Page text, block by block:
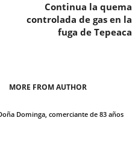
Continua la quema
controlada de gas en la
fuga de Tepeaca
MORE FROM AUTHOR
Dominga, comerciante de 83 años